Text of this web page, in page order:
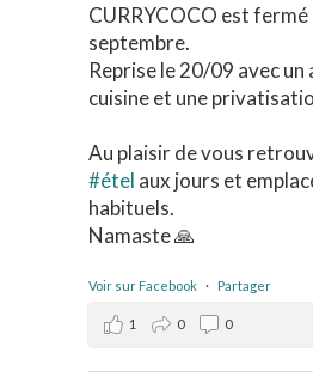
CURRYCOCO est fermé
septembre.
Reprise le 20/09 avec
cuisine et une
Au plaisir de vous
#étel aux jours et
habituels.
Namaste 🙏
Voir sur Facebook · Partager
1 0 0